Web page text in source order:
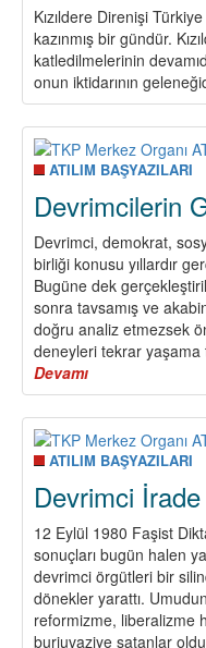
Kızıldere Direnişi
kazınmış bir gündür.
katledilmelerinin
onun iktidarının
ATILIM BAŞYAZILARI
Devrimcilerin
Devrimci, demokrat,
birliği konusu yıllardır
Bugüne dek
sonra tavsamış ve
doğru analiz etmezsek
deneyleri tekrar yaşama
Devamı
Devrimcilerin
Güç
Birliği
ATILIM BAŞYAZILARI
Devrimci İrade
12 Eylül 1980 Faşist
sonuçları bugün halen
devrimci örgütleri bir
dönekler yarattı.
reformizme, liberalizme
burjuvaziye satanlar